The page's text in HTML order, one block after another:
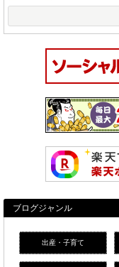
ブログジャンル
出産・子育て